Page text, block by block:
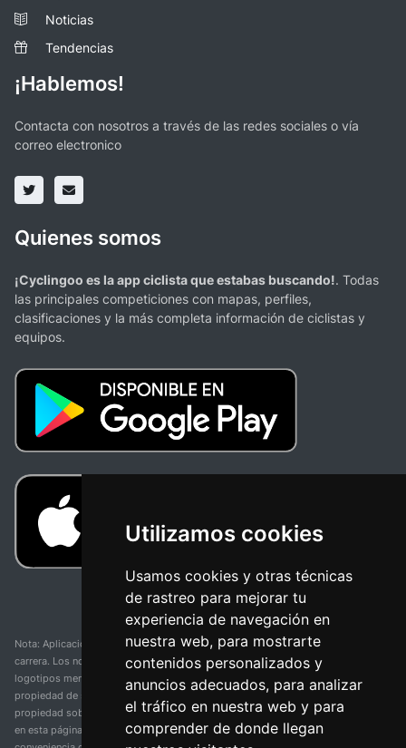
Utilizamos cookies
Usamos cookies y otras técnicas
de rastreo para mejorar tu
experiencia de navegación en
nuestra web, para mostrarte
contenidos personalizados y
anuncios adecuados, para analizar
el tráfico en nuestra web y para
comprender de donde llegan
Noticias
Tendencias
¡Hablemos!
Contacta con nosotros a través de las redes sociales o vía
correo electronico
Quienes somos
¡Cyclingoo es la app ciclista que estabas buscando!. Todas
las principales competiciones con mapas, perfiles,
clasificaciones y la más completa información de ciclistas y
equipos.
Nota: Aplicación y web no oficial y no relacionada con ninguna organización o
carrera. Los nombres de equipos, competiciones, marcas comerciales y
logotipos mencionados en esta página de resultados de ciclismo son
propiedad de sus respectivos dueños. No tenemos afiliación, patrocinio ni
propiedad sobre estas marcas comerciales. Toda la información proporcionada
en esta página se presenta únicamente con fines informativos y para la